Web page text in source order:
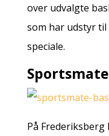
over udvalgte
som har udstyr
speciale.
På